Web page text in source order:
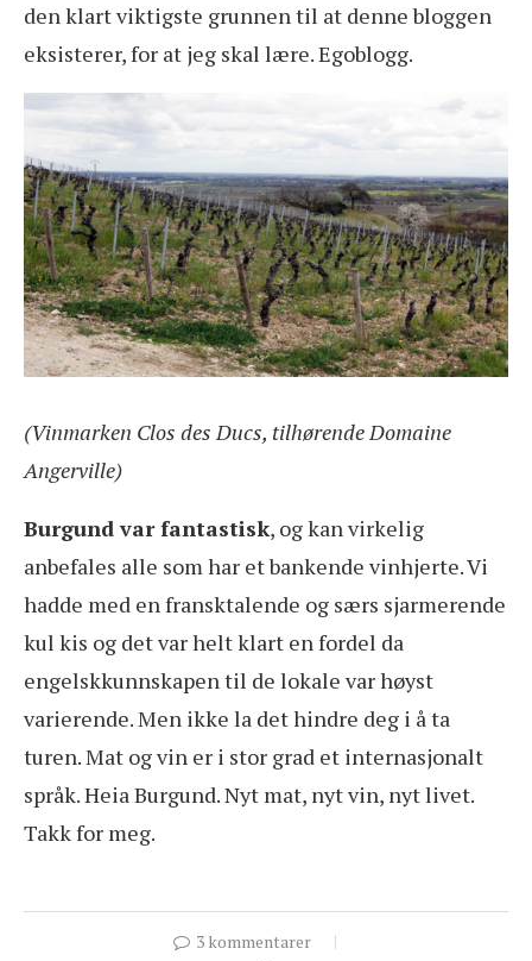
den klart viktigste grunnen til at denne bloggen
eksisterer, for at jeg skal lære. Egoblogg.
(Vinmarken Clos des Ducs, tilhørende Domaine
Angerville)
Burgund var fantastisk, og kan virkelig
anbefales alle som har et bankende vinhjerte. Vi
hadde med en fransktalende og særs sjarmerende
kul kis og det var helt klart en fordel da
engelskkunnskapen til de lokale var høyst
varierende. Men ikke la det hindre deg i å ta
turen. Mat og vin er i stor grad et internasjonalt
språk. Heia Burgund. Nyt mat, nyt vin, nyt livet.
Takk for meg.
3 kommentarer